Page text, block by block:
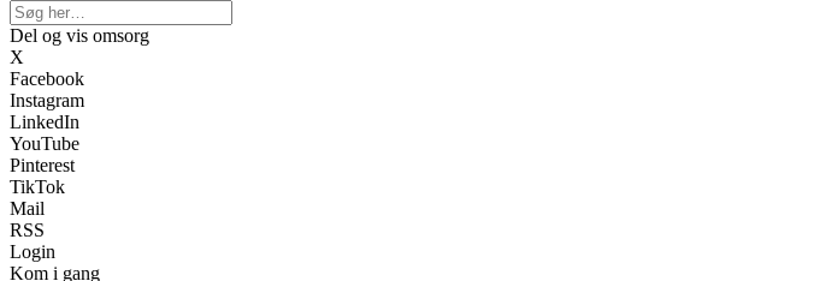
Del og vis omsorg
X
Facebook
Instagram
LinkedIn
YouTube
Pinterest
TikTok
Mail
RSS
Login
Kom i gang